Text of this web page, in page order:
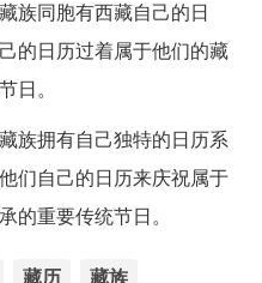
族同胞有西藏自己的日
的日历过着属于他们的藏
日。
族拥有自己独特的日历系
们自己的日历来庆祝属于
的重要传统节日。
藏历 藏族